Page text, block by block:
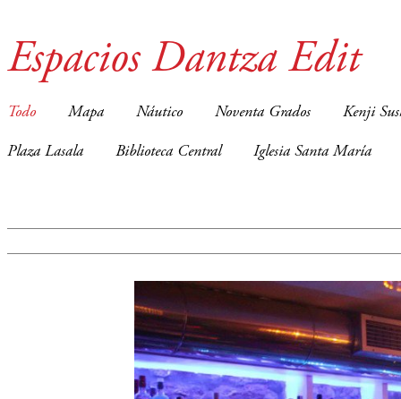
Espacios Dantza Edit
Todo Mapa Náutico Noventa Grados Kenji
Plaza Lasala Biblioteca Central Iglesia Santa María